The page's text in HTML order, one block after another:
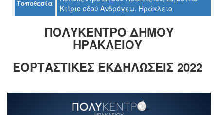
Τοποθεσία
Κτίριο οδού Ανδρόγεω, Ηράκλειο
ΠΟΛΥΚΕΝΤΡΟ ΔΗΜΟΥ
ΗΡΑΚΛΕΙΟΥ
ΕΟΡΤΑΣΤΙΚΕΣ ΕΚΔΗΛΩΣΕΙΣ 2022